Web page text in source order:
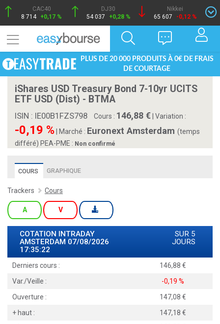
CAC40
8 714 +0,17 %
DJ30
54 037
+0,28 %
Nikkei
65 607
-0,12 %
PLUS DE 20 000 PRODUITS À 0€ DE FRAIS
DE COURTAGE
iShares USD Treasury Bond 7-10yr UCITS
ETF USD (Dist) - BTMA
ISIN : IE00B1FZS798 Cours : 146,88 Variation :
-0,19 % Marché : Euronext Amsterdam (temps
différé) PEA-PME : Non confirmé
COURS GRAPHIQUE
Trackers Cours
A V
COTATION INTRADAY
AMSTERDAM 07/08/2026
17:35:22
SUR 5
JOURS
Derniers cours :
146,88
Var./Veille :
-0,19 %
Ouverture :
147,08
+ haut :
147,18